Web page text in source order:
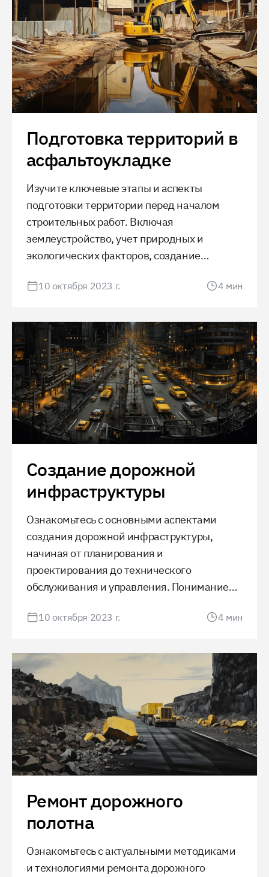
Подготовка территорий в
асфальтоукладке
Изучите ключевые этапы и аспекты
подготовки территории перед началом
строительных работ. Включая
землеустройство, учет природных и
экологических факторов, создание
разрешений, этот процесс является
завершения любого строительного
проекта.
10 октября 2023 г. 4 мин
Создание дорожной
инфраструктуры
Ознакомьтесь с основными аспектами
создания дорожной инфраструктуры,
начиная от планирования и
проектирования до технического
обслуживания и управления. Понимание
обеспечение безопасности играют
качественного и устойчивого движения.
10 октября 2023 г. 4 мин
Ремонт дорожного
полотна
Ознакомьтесь с актуальными методиками
и технологиями ремонта дорожного